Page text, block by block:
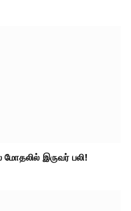
மோதலில் இருவர் பலி!